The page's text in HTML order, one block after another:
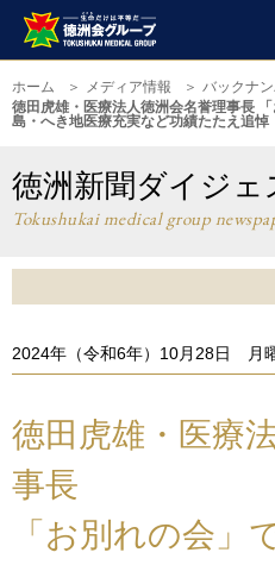
ホーム メディア情報
バックナ
徳田虎雄・医療法人徳洲会名誉理事長
島・へき地医療充実など功績たたえ追悼
徳洲新聞ダイジェ
Tokushukai medical group
2024年（令和6年）10月28日 月
徳田虎雄・医療
事長
「お別れの会」